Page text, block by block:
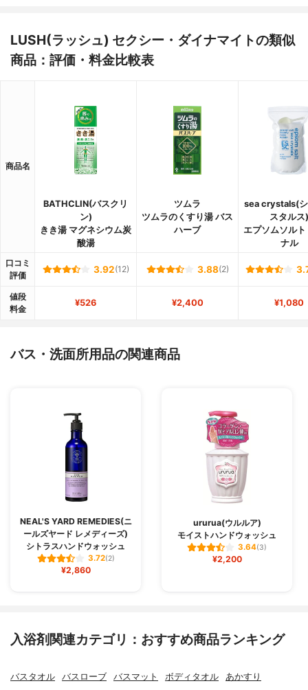
LUSH(ラッシュ) セクシー・ダイナマイトの類似
商品：評価・料金比較表
商品名
BATHCLIN(バスクリ
ン)
きき湯 マグネシウム炭
酸湯
ツムラ
ツムラのくすり湯 バス
ハーブ
sea crystals(
スタルス)
エプソムソルト
ナル
口コミ
評価
3.92(12) 3.88(2)
値段
料金
¥526 ¥2,400 ¥1,080
バス・洗面所用品の関連商品
NEAL'S YARD REMEDIES(ニ
ールズヤード レメディーズ)
シトラスハンドウォッシュ
3.72(2)
¥2,860
ururua(ウルルア)
モイストハンドウォッシュ
3.64(3)
¥2,200
入浴剤関連カテゴリ：おすすめ商品ランキング
バスタオル バスローブ バスマット ボディタオル あかすり